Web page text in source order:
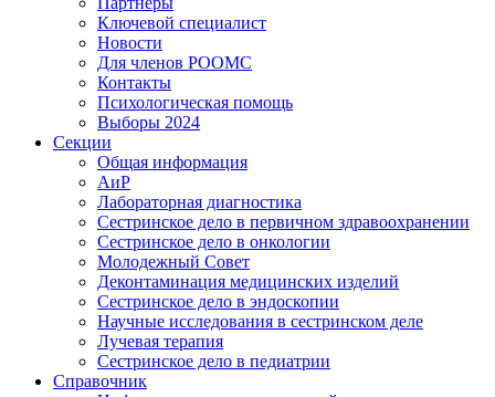
Ключевой специалист
Новости
Для членов РООМС
Контакты
Психологическая помощь
Выборы 2024
Секции
Общая информация
АиР
Лабораторная диагностика
Сестринское дело в первичном здравоохранении
Сестринское дело в онкологии
Молодежный Совет
Деконтаминация медицинских изделий
Сестринское дело в эндоскопии
Научные исследования в сестринском деле
Лучевая терапия
Сестринское дело в педиатрии
Справочник